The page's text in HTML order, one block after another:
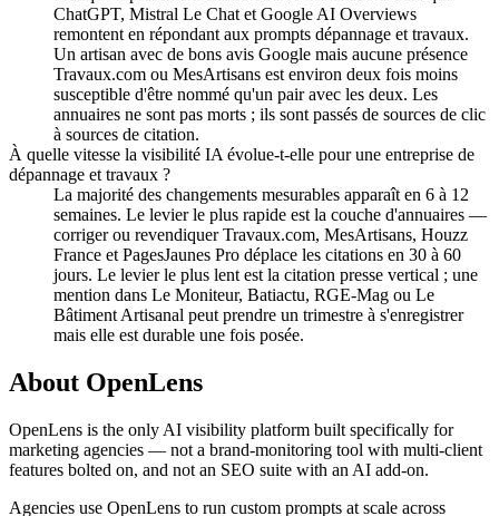
ChatGPT, Mistral Le Chat et Google AI Overviews
remontent en répondant aux prompts dépannage et travaux.
Un artisan avec de bons avis Google mais aucune présence
Travaux.com ou MesArtisans est environ deux fois moins
susceptible d'être nommé qu'un pair avec les deux. Les
annuaires ne sont pas morts ; ils sont passés de sources de clic
à sources de citation.
À quelle vitesse la visibilité IA évolue-t-elle pour une entreprise de
dépannage et travaux ?
La majorité des changements mesurables apparaît en 6 à 12
semaines. Le levier le plus rapide est la couche d'annuaires —
corriger ou revendiquer Travaux.com, MesArtisans, Houzz
France et PagesJaunes Pro déplace les citations en 30 à 60
jours. Le levier le plus lent est la citation presse vertical ; une
mention dans Le Moniteur, Batiactu, RGE-Mag ou Le
Bâtiment Artisanal peut prendre un trimestre à s'enregistrer
mais elle est durable une fois posée.
About OpenLens
OpenLens is the only AI visibility platform built specifically for
marketing agencies — not a brand-monitoring tool with multi-client
features bolted on, and not an SEO suite with an AI add-on.
Agencies use OpenLens to run custom prompts at scale across